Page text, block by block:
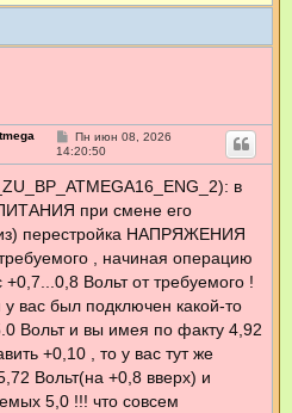
С
о
о
б
щ
е
и
Пн июн 08, 2026
14:20:50
в
при смене его
перестройка НАПРЯЖЕНИЯ
, начиная операцию
Вольт от требуемого !
вас был подключен какой-то
Вольт и вы имея по факту 4,92
+0,10 , то у вас тут же
Вольт(на +0,8 вверх) и
5,0 !!! что совсем